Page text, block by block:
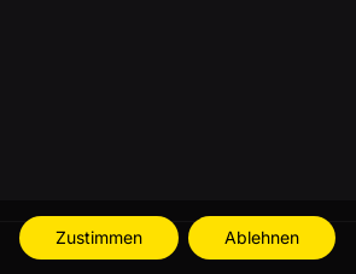
Zustimmen Ablehnen